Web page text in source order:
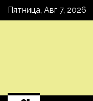
SkipПятница, Авг 7, 2026